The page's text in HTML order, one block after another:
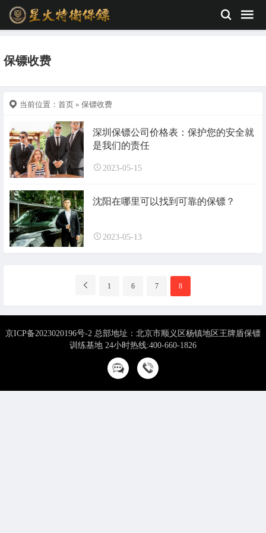
保镖收费
当前位置： 首页 » 保镖收费
深圳保镖公司价格表：保护您的安全就
是我们的责任
2023-05-15
沈阳在哪里可以找到可靠的保镖？
2023-05-13
导
1 6 7 8
京ICP备2023020196号-2 总部地址：北京市顺义区杨镇地区王牌盾保镖
训练基地 24小时热线:400-660-1826